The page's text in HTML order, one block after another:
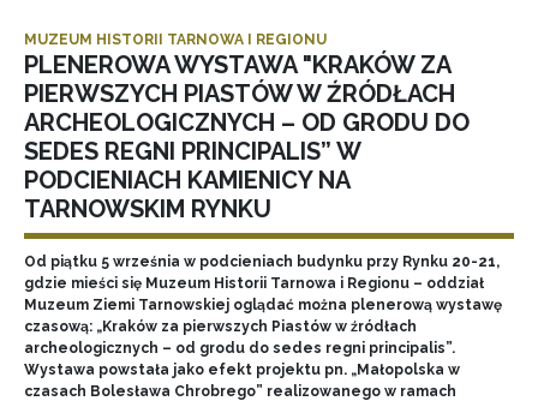
MUZEUM HISTORII TARNOWA I REGIONU
PLENEROWA WYSTAWA "KRAKÓW ZA
PIERWSZYCH PIASTÓW W ŹRÓDŁACH
ARCHEOLOGICZNYCH – OD GRODU DO
SEDES REGNI PRINCIPALIS” W
PODCIENIACH KAMIENICY NA
TARNOWSKIM RYNKU
Od piątku 5 września w podcieniach budynku przy Rynku 20-21,
gdzie mieści się Muzeum Historii Tarnowa i Regionu – oddział
Muzeum Ziemi Tarnowskiej oglądać można plenerową wystawę
czasową: „Kraków za pierwszych Piastów w źródłach
archeologicznych – od grodu do sedes regni principalis”.
Wystawa powstała jako efekt projektu pn. „Małopolska w
czasach Bolesława Chrobrego” realizowanego w ramach